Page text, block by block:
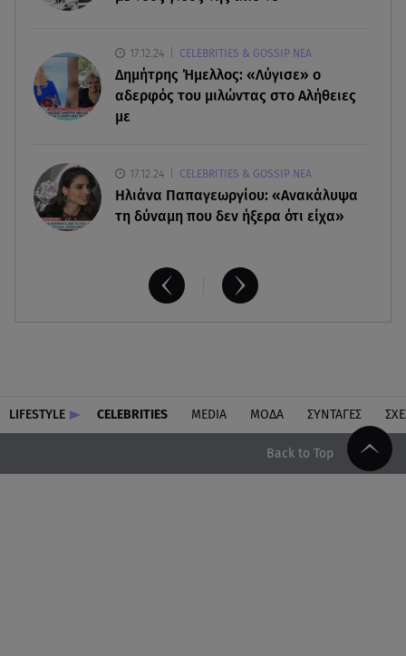
ανακοίνωση του γιου του
08.08.26 , 17:20
Ανδρομάχη: «Είσαι το φως στη ζωή μου» – Η νέα
ανάρτηση με τον γιο της
17.12.24 CELEBRITIES & GOSSIP ΝΕΑ
Δημήτρης Ήμελλος: «Λύγισε» ο
αδερφός του μιλώντας στο Αλήθειες
με
17.12.24 CELEBRITIES & GOSSIP ΝΕΑ
Ηλιάνα Παπαγεωργίου: «Ανακάλυψα
τη δύναμη που δεν ήξερα ότι είχα»
LIFESTYLE CELEBRITIES MEDIA ΜΟΔΑ ΣΥΝΤΑΓΕΣ
Back to Top